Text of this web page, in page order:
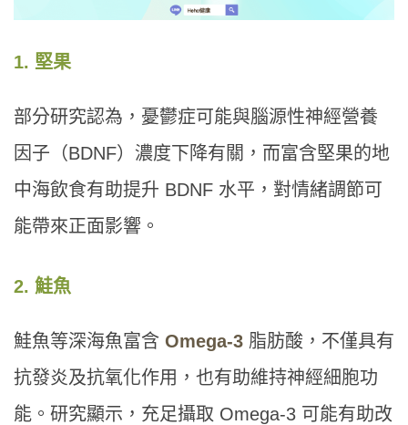
1. 堅果
部分研究認為，憂鬱症可能與腦源性神經營養
因子（BDNF）濃度下降有關，而富含堅果的地
中海飲食有助提升 BDNF 水平，對情緒調節可
能帶來正面影響。
2. 鮭魚
鮭魚等深海魚富含 Omega-3 脂肪酸，不僅具有
抗發炎及抗氧化作用，也有助維持神經細胞功
能。研究顯示，充足攝取 Omega-3 可能有助改